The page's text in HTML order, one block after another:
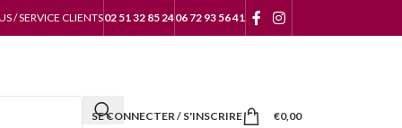
/ SERVICE CLIENTS02 51 32 85 2406 72 93 56 41
SE CONNECTER / S'INSCRIRE €0,00